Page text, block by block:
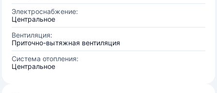
Электроснабжение:
Центральное
Вентиляция:
Приточно-вытяжная вентиляция
Система отопления:
Центральное